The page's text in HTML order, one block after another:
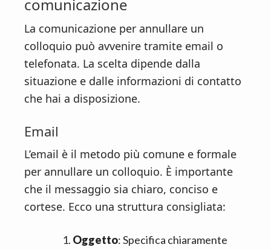
comunicazione
La comunicazione per annullare un
colloquio può avvenire tramite email o
telefonata. La scelta dipende dalla
situazione e dalle informazioni di contatto
che hai a disposizione.
Email
L’email è il metodo più comune e formale
per annullare un colloquio. È importante
che il messaggio sia chiaro, conciso e
cortese. Ecco una struttura consigliata:
Oggetto: Specifica chiaramente